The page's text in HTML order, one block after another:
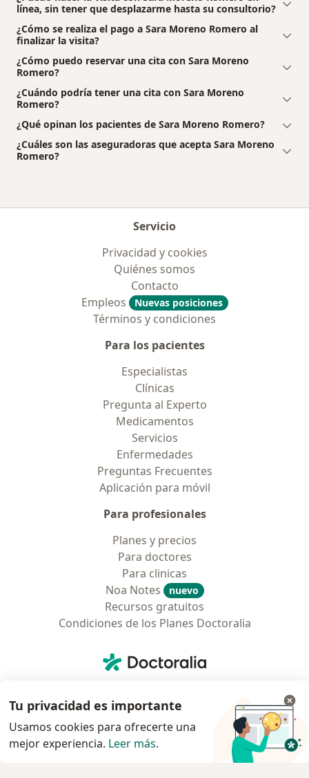
línea, sin tener que desplazarme hasta su consultorio?
¿Cómo se realiza el pago a Sara Moreno Romero al
finalizar la visita?
¿Cómo puedo reservar una cita con Sara Moreno
Romero?
¿Cuándo podría tener una cita con Sara Moreno
Romero?
¿Qué opinan los pacientes de Sara Moreno Romero?
¿Cuáles son las aseguradoras que acepta Sara Moreno
Romero?
Servicio
Privacidad y cookies
Quiénes somos
Contacto
Empleos
Nuevas posiciones
Términos y condiciones
Para los pacientes
Especialistas
Clínicas
Pregunta al Experto
Medicamentos
Servicios
Enfermedades
Preguntas Frecuentes
Aplicación para móvil
Para profesionales
Planes y precios
Para doctores
Para clinicas
Noa Notes
nuevo
Recursos gratuitos
Condiciones de los Planes Doctoralia
Doctoralia - Página de inicio
Tv 23 No. 97 - 73
Municipio: Bogotá D.C., Colombia
Tu privacidad es importante
Usamos cookies para ofrecerte una
mejor experiencia. Leer más.